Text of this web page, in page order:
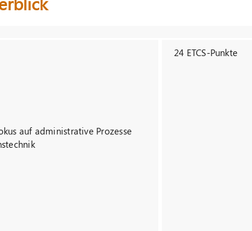
auf administrative Prozesse
24 ETCS-Punkte